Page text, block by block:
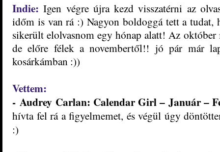
Indie: Igen végre újra kezd visszatérni az
időm is van rá :) Nagyon boldoggá tett a tudat,
sikerült elolvasnom egy hónap alatt! Az október
de előre félek anovembertől!! jó pár már
kosárkámban :))
Vettem:
-Audrey Carlan: Calendar Girl – Január –
hívta fel rá a figyelmemet, és végül úgy
:)